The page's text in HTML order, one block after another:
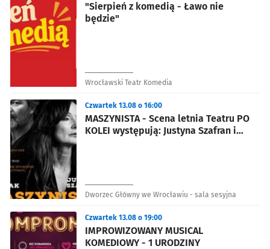
"Sierpień z komedią - Ławo nie
będzie"
Wrocławski Teatr Komedia
MASZYNISTA - Scena letnia Teatru PO
KOLEI występują: Justyna Szafran i
Czwartek 13.08 o 16:00
Dworzec Główny we Wrocławiu - sala sesyjna
IMPROWIZOWANY MUSICAL
KOMEDIOWY - 1 URODZINY
Czwartek 13.08 o 19:00